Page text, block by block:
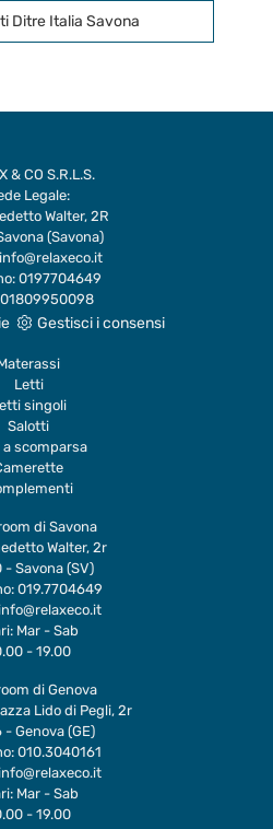
Ditre Italia Savona
& CO S.R.L.S.
Legale:
Walter, 2R
(Savona)
info@relaxeco.it
0197704649
01809950098
Gestisci i consensi
Letti
singoli
Salotti
a scomparsa
di Savona
Walter, 2r
- Savona (SV)
019.7704649
Mar - Sab
- 19.00
di Genova
Lido di Pegli, 2r
- Genova (GE)
010.3040161
Mar - Sab
- 19.00